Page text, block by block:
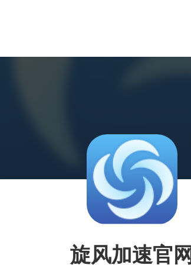
旋风加速官网